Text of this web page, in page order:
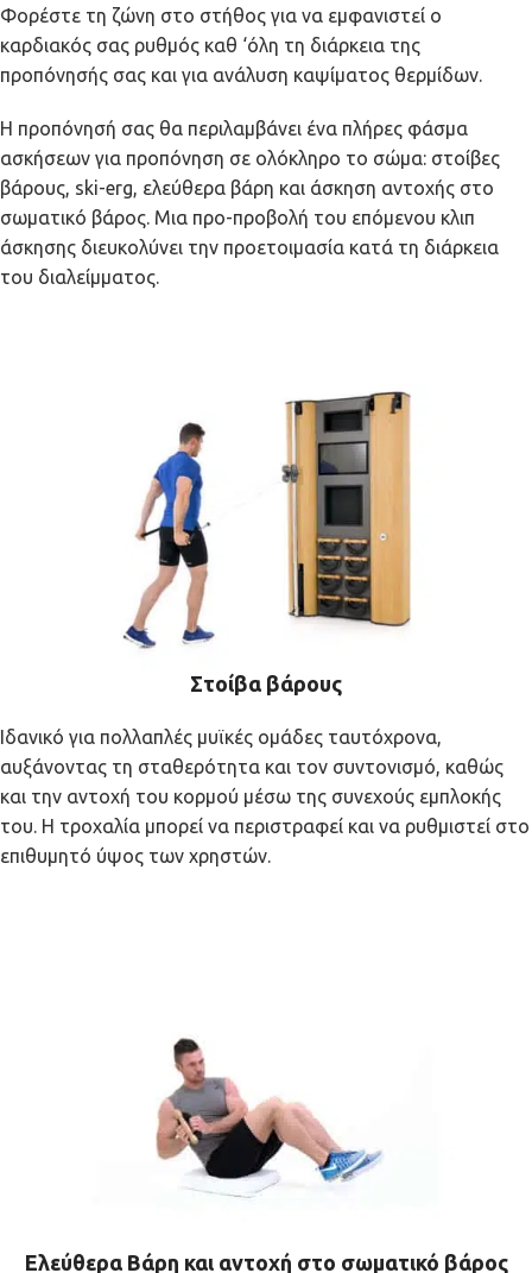
Φορέστε τη ζώνη στο στήθος για να εμφανιστεί ο
καρδιακός σας ρυθμός καθ ‘όλη τη διάρκεια της
προπόνησής σας και για ανάλυση καψίματος θερμίδων.
Η προπόνησή σας θα περιλαμβάνει ένα πλήρες φάσμα
ασκήσεων για προπόνηση σε ολόκληρο το σώμα: στοίβες
βάρους, ski-erg, ελεύθερα βάρη και άσκηση αντοχής στο
σωματικό βάρος. Μια προ-προβολή του επόμενου κλιπ
άσκησης διευκολύνει την προετοιμασία κατά τη διάρκεια
του διαλείμματος.
Στοίβα βάρους
Ιδανικό για πολλαπλές μυϊκές ομάδες ταυτόχρονα,
αυξάνοντας τη σταθερότητα και τον συντονισμό, καθώς
και την αντοχή του κορμού μέσω της συνεχούς εμπλοκής
του. Η τροχαλία μπορεί να περιστραφεί και να ρυθμιστεί στο
επιθυμητό ύψος των χρηστών.
Ελεύθερα Βάρη και αντοχή στο σωματικό βάρος